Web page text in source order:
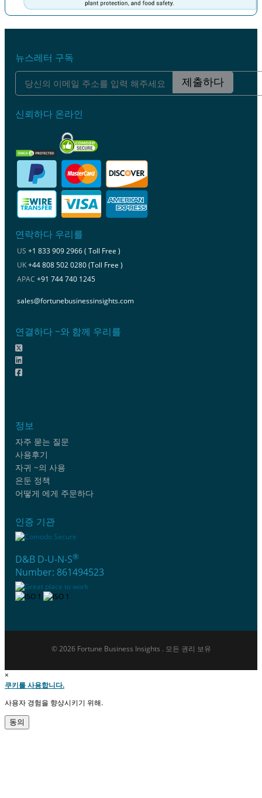
뉴스레터 구독
제출하다
신뢰하다 온라인
연락하다 우리를
US +1 833 909 2966 ( Toll Free )
UK+44 808 502 0280 (Toll Free )
APAC +91 744 740 1245
sales@fortunebusinessinsights.com
연결하다 ~와 함께 우리를
정보
자주 묻는 질문
사용후기
자귀 ~의 사용
은둔 정책
어떻게 에게 주문하다
인증 기관
D&B D-U-N-S®
Number: 861494523
© 2026 Fortune Business Insights . 모든 권리 보유
×
쿠키를 사용합니다.
사용자 경험을 향상시키기 위해.
동의